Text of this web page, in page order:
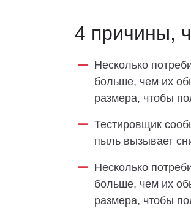
4 причины,
Несколько
больше, чем их
размера, чтобы
Тестировщик
пыль вызывает
Несколько
больше, чем их
размера, чтобы